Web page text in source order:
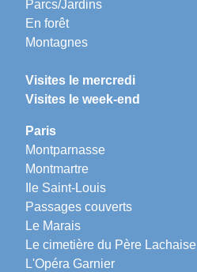
Parcs/Jardins
En forêt
Montagnes
Visites le mercredi
Visites le week-end
Paris
Montparnasse
Montmartre
Ile Saint-Louis
Passages couverts
Le Marais
Le cimetière du Père Lachaise
L'Opéra Garnier